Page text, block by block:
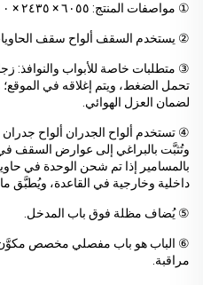
① مواصفات المنتج: ٦٠٥٥ × ٢٤٣٥ × ٢٨٠٠ مم
② يستخدم السقف ألواح سقف
③ متطلبات خاصة للأبواب والنوافذ:
تحمل الضغط، ويتم إغلاقه في
لضمان العزل الهوائي.
④ تستخدم ألواح الجدران ألواح جدران
وتُثبَّت بالبراغي إلى عوارض السقف
بالمسامير إذا تم شحن الوحدة في
داخلية وخارجية في القاعدة، ويُطبَّق
⑤ يُضاف مظلة فوق باب المدخل.
⑥ الباب هو باب مفصلي مخصص مكوَّن
مراقبة.